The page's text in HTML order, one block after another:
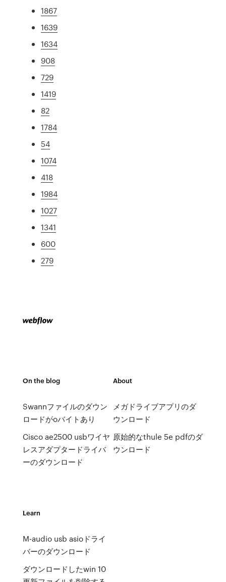
1867
1639
1634
908
729
1419
82
1784
54
1074
418
1984
1027
1341
600
279
On the blog
Swannファイルのダウン
ロードがoバイトあり
Cisco ae2500 usbワイヤ
レスアダプタードライバ
ーのダウンロード
About
メガドライブアプリのダ
ウンロード
原始的なthule 5e pdfのダ
ウンロード
Learn
M-audio usb asioドライ
バーのダウンロード
ダウンロードしたwin 10